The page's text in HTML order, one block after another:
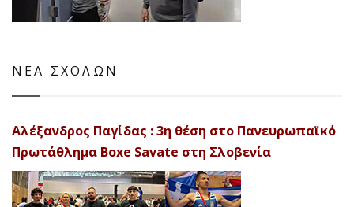
ΝΕΑ ΣΧΟΛΩΝ
Αλέξανδρος Παγίδας : 3η θέση στο Πανευρωπαϊκό
Πρωτάθλημα Boxe Savate στη Σλοβενία